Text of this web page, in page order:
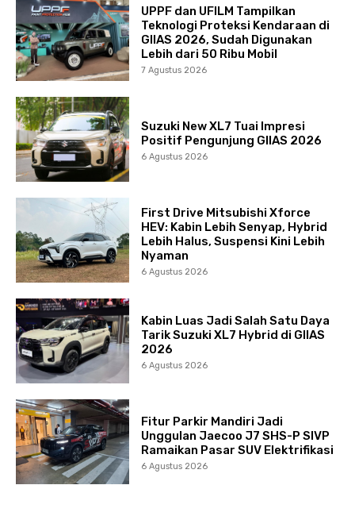
UPPF dan UFILM Tampilkan
Teknologi Proteksi Kendaraan di
GIIAS 2026, Sudah Digunakan
Lebih dari 50 Ribu Mobil
7 Agustus 2026
Suzuki New XL7 Tuai Impresi
Positif Pengunjung GIIAS 2026
6 Agustus 2026
First Drive Mitsubishi Xforce
HEV: Kabin Lebih Senyap, Hybrid
Lebih Halus, Suspensi Kini Lebih
Nyaman
6 Agustus 2026
Kabin Luas Jadi Salah Satu Daya
Tarik Suzuki XL7 Hybrid di GIIAS
2026
6 Agustus 2026
Fitur Parkir Mandiri Jadi
Unggulan Jaecoo J7 SHS-P SIVP
Ramaikan Pasar SUV Elektrifikasi
6 Agustus 2026